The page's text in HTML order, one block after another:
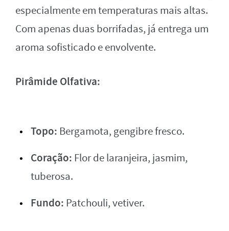
especialmente em temperaturas mais altas.
Com apenas duas borrifadas, já entrega um
aroma sofisticado e envolvente.
Pirâmide Olfativa:
Topo: Bergamota, gengibre fresco.
Coração: Flor de laranjeira, jasmim,
tuberosa.
Fundo: Patchouli, vetiver.